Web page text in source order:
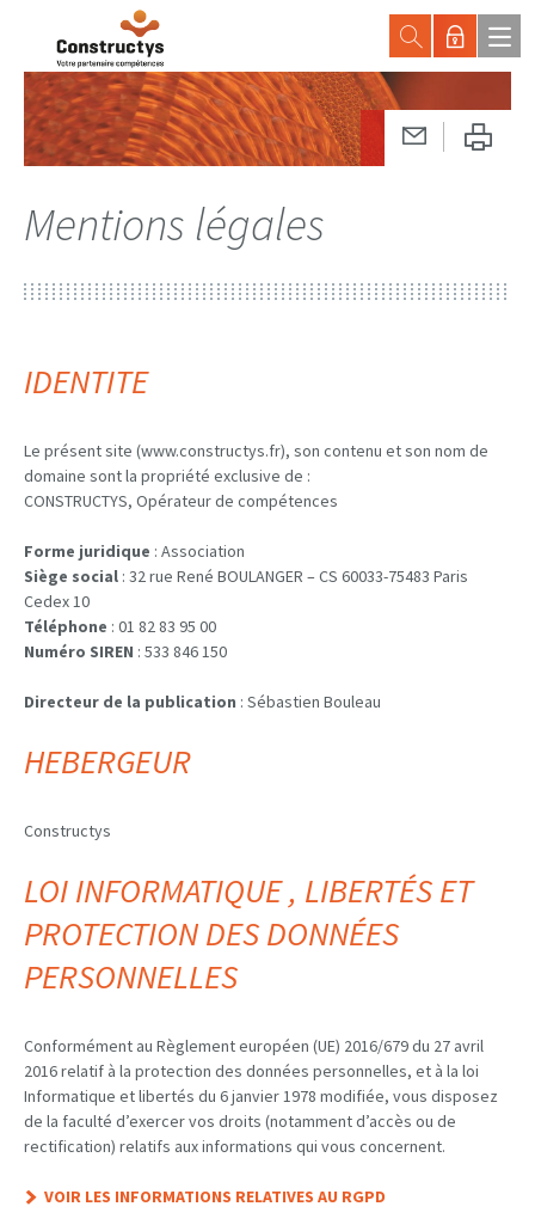
Mentions légales
IDENTITE
Le présent site (www.constructys.fr), son contenu et son nom de
domaine sont la propriété exclusive de :
CONSTRUCTYS, Opérateur de compétences
Forme juridique : Association
Siège social : 32 rue René BOULANGER – CS 60033-75483 Paris
Cedex 10
Téléphone : 01 82 83 95 00
Numéro SIREN : 533 846 150
Directeur de la publication : Sébastien Bouleau
HEBERGEUR
Constructys
LOI INFORMATIQUE , LIBERTÉS ET
PROTECTION DES DONNÉES
PERSONNELLES
Conformément au Règlement européen (UE) 2016/679 du 27 avril
2016 relatif à la protection des données personnelles, et à la loi
Informatique et libertés du 6 janvier 1978 modifiée, vous disposez
de la faculté d’exercer vos droits (notamment d’accès ou de
rectification) relatifs aux informations qui vous concernent.
VOIR LES INFORMATIONS RELATIVES AU RGPD